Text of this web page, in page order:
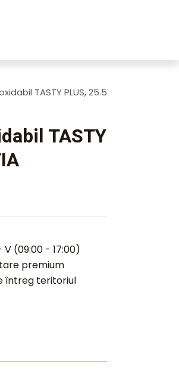
TASTY PLUS, 25.5
TASTY
V (09:00 - 17:00)
premium
întreg teritoriul